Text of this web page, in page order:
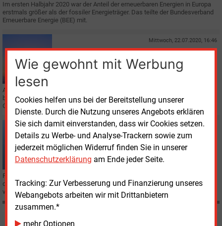
Wie gewohnt mit Werbung
lesen
Cookies helfen uns bei der Bereitstellung unserer
Dienste. Durch die Nutzung unseres Angebots erklären
Sie sich damit einverstanden, dass wir Cookies setzen.
Details zu Werbe- und Analyse-Trackern sowie zum
jederzeit möglichen Widerruf finden Sie in unserer
Datenschutzerklärung am Ende jeder Seite.
Tracking: Zur Verbesserung und Finanzierung unseres
Webangebots arbeiten wir mit Drittanbietern
zusammen.*
mehr Optionen
Im ersten Halbjahr 2020 war der Anteil der erneuerbaren Energien in Europa
erstmals größer als der fossiler Energieträger. Das teilte der Bundesverband
Erneuerbare Energie (BEE) mit.
Mittwoch, 22.07.2020, 16:46
E&M WINDKRAFT OFFSHORE
Fischkutter dürfen Windparks auf See auch bei Sturm
queren
Aufatmen für die Fischer hierzulande:
bei schlechtem Wetter die Offshore-Windparks in den deutschen
Gewässern zu passieren.
Freitag, 17.07.2020, 12:55
E&M WINDKRAFT OFFSHORE
Mini-Ausbau auf See
Für ihre aktuelle Halbjahresbilanz konnten die Offshore-Windverbände nur
die Errichtung von 16 Windturbinen vermelden, deren Bau sich im
vergangenen Jahr verzögert hatte.